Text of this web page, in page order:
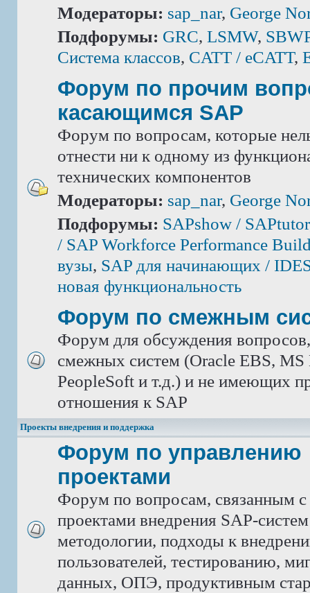
Модераторы: sap_nar, George
Подфорумы: GRC, LSMW,
Система классов, CATT / eCATT,
Форум по прочим
касающимся SAP
Форум по вопросам, которые
отнести ни к одному из
технических компонентов
Модераторы: sap_nar, George
Подфорумы: SAPshow / SAPtutor
/ SAP Workforce Performance
вузы, SAP для начинающих /
новая функциональность
Форум по смежным
Форум для обсуждения
смежных систем (Oracle EBS,
PeopleSoft и т.д.) и не имеющих
отношения к SAP
Проекты внедрения и поддержка
Форум по управлению
проектами
Форум по вопросам, связанным с
проектами внедрения SAP-
методологии, подходы к
пользователей, тестированию,
данных, ОПЭ, продуктивным